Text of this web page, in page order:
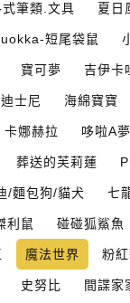
式筆類.文具 夏日
短尾袋鼠
寶可夢 吉伊卡
迪士尼 海綿寶寶
卡娜赫拉 哆啦A夢
葬送的芙莉蓮
/麵包狗/貓犬 七
利鼠 碰碰狐鯊魚
魔法世界 粉
史努比 間諜家